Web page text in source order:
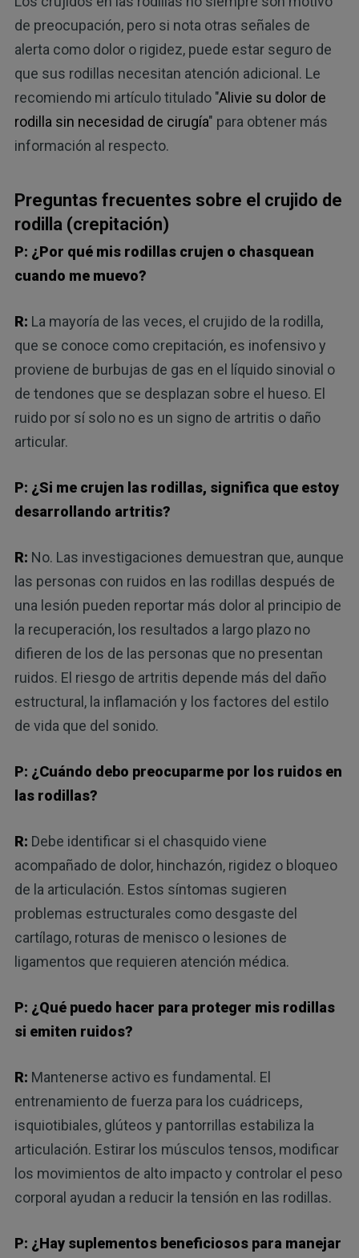
de preocupación, pero si nota otras señales de
alerta como dolor o rigidez, puede estar seguro de
que sus rodillas necesitan atención adicional. Le
recomiendo mi artículo titulado "Alivie su dolor de
rodilla sin necesidad de cirugía" para obtener más
información al respecto.
Preguntas frecuentes sobre el crujido de
rodilla (crepitación)
P: ¿Por qué mis rodillas crujen o chasquean
cuando me muevo?
R: La mayoría de las veces, el crujido de la rodilla,
que se conoce como crepitación, es inofensivo y
proviene de burbujas de gas en el líquido sinovial o
de tendones que se desplazan sobre el hueso. El
ruido por sí solo no es un signo de artritis o daño
articular.
P: ¿Si me crujen las rodillas, significa que estoy
desarrollando artritis?
R: No. Las investigaciones demuestran que, aunque
las personas con ruidos en las rodillas después de
una lesión pueden reportar más dolor al principio de
la recuperación, los resultados a largo plazo no
difieren de los de las personas que no presentan
ruidos. El riesgo de artritis depende más del daño
estructural, la inflamación y los factores del estilo
de vida que del sonido.
P: ¿Cuándo debo preocuparme por los ruidos en
las rodillas?
R: Debe identificar si el chasquido viene
acompañado de dolor, hinchazón, rigidez o bloqueo
de la articulación. Estos síntomas sugieren
problemas estructurales como desgaste del
cartílago, roturas de menisco o lesiones de
ligamentos que requieren atención médica.
P: ¿Qué puedo hacer para proteger mis rodillas
si emiten ruidos?
R: Mantenerse activo es fundamental. El
entrenamiento de fuerza para los cuádriceps,
isquiotibiales, glúteos y pantorrillas estabiliza la
articulación. Estirar los músculos tensos, modificar
los movimientos de alto impacto y controlar el peso
corporal ayudan a reducir la tensión en las rodillas.
P: ¿Hay suplementos beneficiosos para manejar